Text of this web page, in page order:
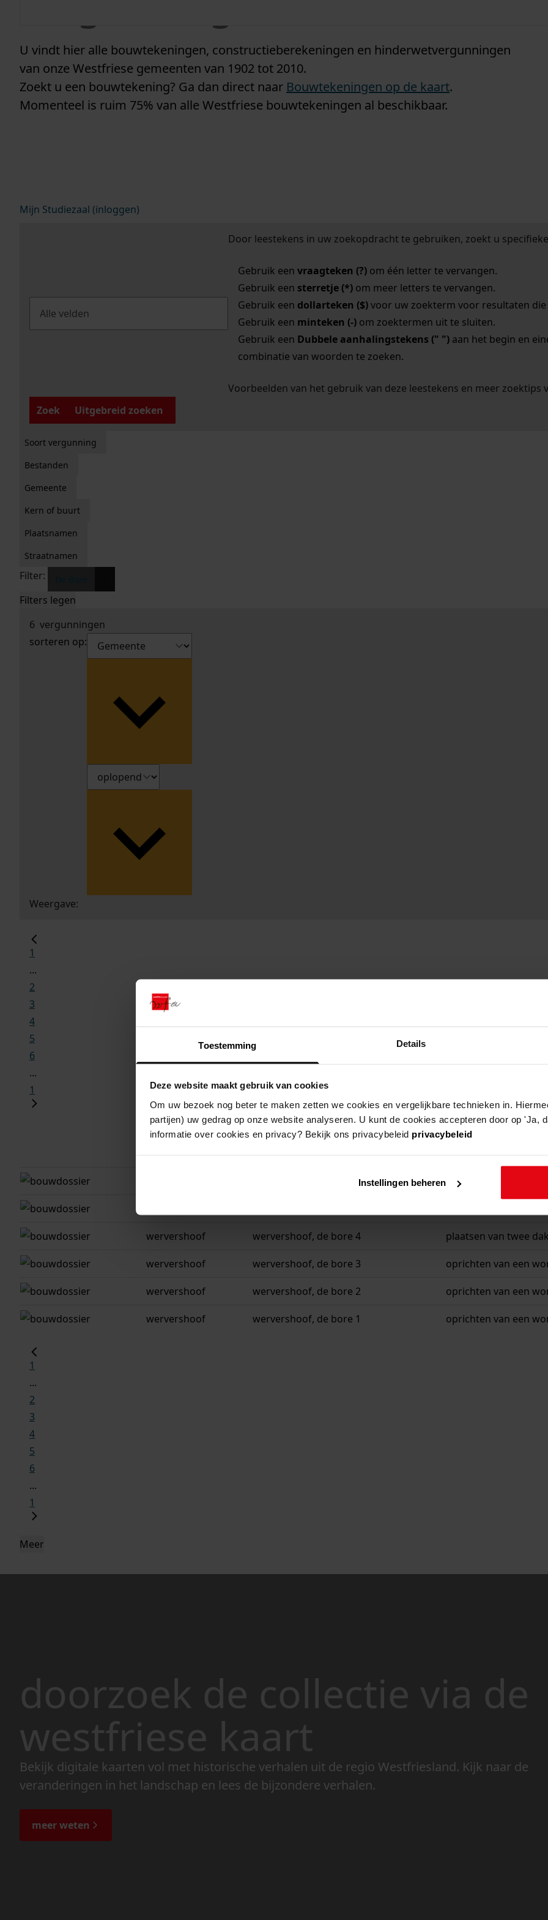
Toestemming Details
Deze website maakt gebruik van cookies
Om uw bezoek nog beter te maken zetten we cookies en vergelijkbare technieken in.
partijen) uw gedrag op onze website analyseren. U kunt de cookies accepteren door op 'Ja,
informatie over cookies en privacy? Bekijk ons privacybeleid privacybeleid
Instellingen beheren
U vindt hier alle bouwtekeningen, constructieberekeningen en hinderwetvergunningen
van onze Westfriese gemeenten van 1902 tot 2010.
Zoekt u een bouwtekening? Ga dan direct naar Bouwtekeningen op de kaart.
Momenteel is ruim 75% van alle Westfriese bouwtekeningen al beschikbaar.
Mijn Studiezaal (inloggen)
Door leestekens in uw zoekopdracht te gebruiken, zoekt u
Gebruik een vraagteken (?)om één letter te vervangen.
Gebruik een sterretje (*)om meer letters te vervangen.
Gebruik een dollarteken ($)voor uw zoekterm voor resultaten die
Gebruik een minteken (-)om zoektermen uit te sluiten.
Gebruik een Dubbele aanhalingstekens (" ")aan het begin en
combinatie van woorden te zoeken.
Voorbeelden van het gebruik van deze leestekens en meer zoektips
Zoek
Uitgebreid zoeken
Soort vergunning
Bestanden
Gemeente
Kern of buurt
Plaatsnamen
Straatnamen
Filter:
Filters legen
6 vergunningen
sorteren op:
Weergave:
1
...
2
3
4
5
6
...
1
wervershoof, de bore 4 plaatsen van een
wervershoof wervershoof, de bore 4 plaatsen van twee
wervershoof wervershoof, de bore 3 oprichten van een
wervershoof wervershoof, de bore 2 oprichten van een
wervershoof wervershoof, de bore 1 oprichten van een
1
...
2
3
4
5
6
...
1
Meer
doorzoek de collectie via de
westfriese kaart
Bekijk digitale kaarten vol met historische verhalen uit de regio Westfriesland. Kijk naar de
veranderingen in het landschap en lees de bijzondere verhalen.
meer weten